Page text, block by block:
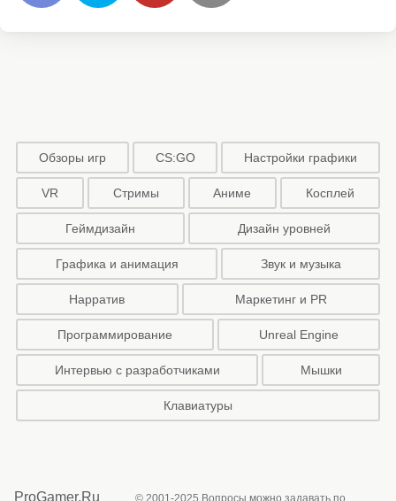
Обзоры игр CS:GO Настройки графики
VR Стримы Аниме Косплей
Геймдизайн Дизайн уровней
Графика и анимация Звук и музыка
Нарратив Маркетинг и PR
Программирование Unreal Engine
Интервью с разработчиками Мышки
Клавиатуры
ProGamer.Ru © 2001-2025 Вопросы можно задавать по